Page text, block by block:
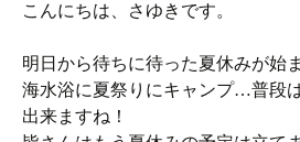
プ
こんにちは、さゆきです。
明日から待ちに待った夏休みが始
海水浴に夏祭りにキャンプ…普段
出来ますね！